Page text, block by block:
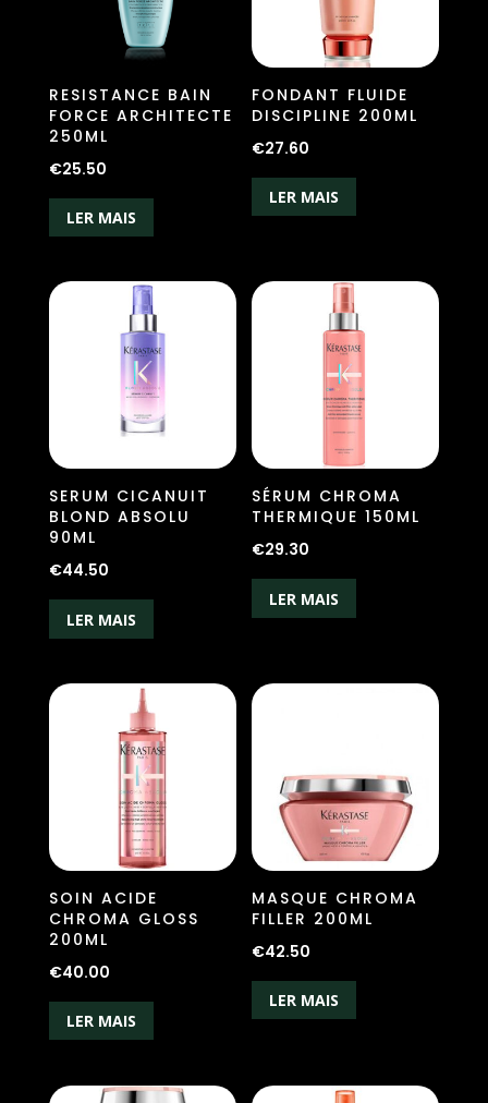
RESISTANCE BAIN
FORCE ARCHITECTE
250ML
€25.50
LER MAIS
FONDANT FLUIDE
DISCIPLINE 200ML
€27.60
LER MAIS
SERUM CICANUIT
BLOND ABSOLU
90ML
€44.50
LER MAIS
SÉRUM CHROMA
THERMIQUE 150ML
€29.30
LER MAIS
SOIN ACIDE
CHROMA GLOSS
200ML
€40.00
LER MAIS
MASQUE CHROMA
FILLER 200ML
€42.50
LER MAIS